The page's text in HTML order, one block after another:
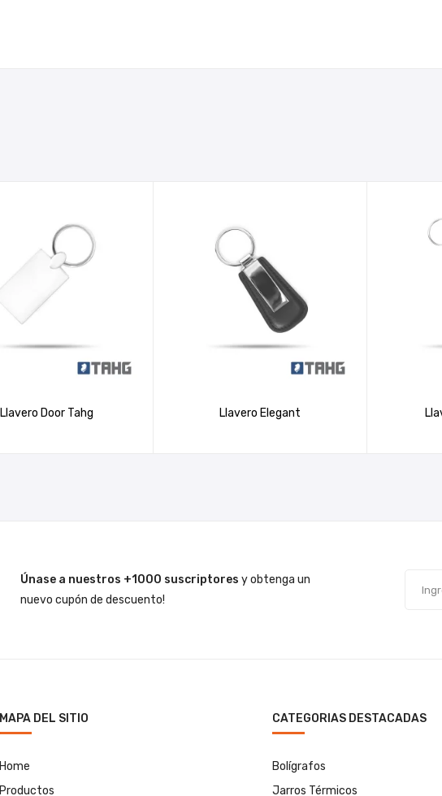
Llavero Door Tahg Llavero Elegant
Únase a nuestros +1000 suscriptores y obtenga un
nuevo cupón de descuento!
MAPA DEL SITIO
Home
Productos
CATEGORIAS DESTACADAS
Bolígrafos
Jarros Térmicos